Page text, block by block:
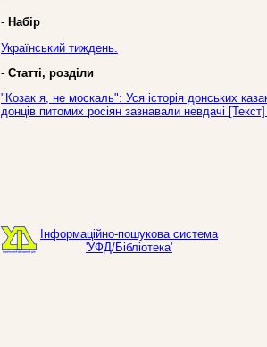
- Набір
Український тиждень.
- Статті, розділи
"Козак я, не москаль": Уся історія донських
донців питомих росіян зазнавали невдачі
Інформаційно-пошукова система
'УФД/Бібліотека'